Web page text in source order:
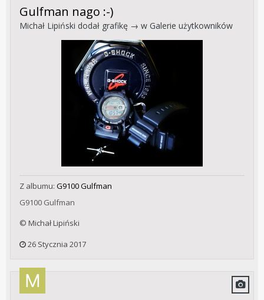
Gulfman nago :-)
Michał Lipiński dodał grafikę → w Galerie użytkowników
Z albumu: G9100 Gulfman
G9100 Gulfman
© Michał Lipiński
26 Stycznia 2017